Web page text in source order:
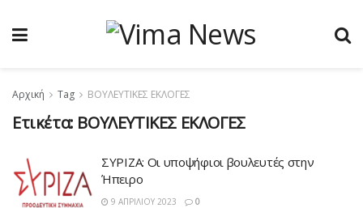
Αρχική Tag ΒΟΥΛΕΥΤΙΚΕΣ ΕΚΛΟΓΕΣ
Ετικέτα: ΒΟΥΛΕΥΤΙΚΕΣ ΕΚΛΟΓΕΣ
ΣΥΡΙΖΑ: Οι υποψήφιοι βουλευτές στην
Ήπειρο
9 ΑΠΡΙΛΊΟΥ 2023 0